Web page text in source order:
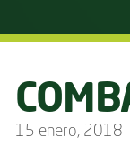
15 enero, 2018